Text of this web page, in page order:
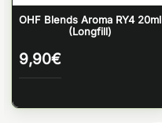
OHF Blends Aroma RY4 20ml
(Longfill)
9,90€